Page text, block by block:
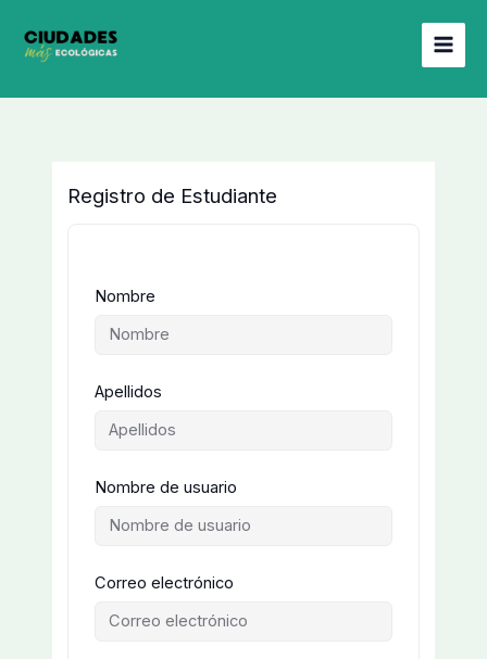
contenido
Registro de Estudiante
Nombre
Apellidos
Nombre de usuario
Correo electrónico